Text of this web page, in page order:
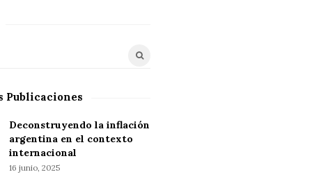
Publicaciones
Deconstruyendo la inflación
argentina en el contexto
internacional
16 junio, 2025